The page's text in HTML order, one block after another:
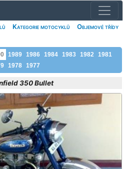
Kategorie motocyklů
Objemové třídy
1989 1986 1984 1983 1982 1981
1978 1977
350 Bullet